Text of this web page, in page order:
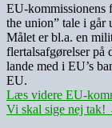
EU-kommissionens
the union” tale i går
Målet er bl.a. en
flertalsafgørelser på
lande med i EU’s
EU.
Læs videre EU-
Vi skal sige nej tak!